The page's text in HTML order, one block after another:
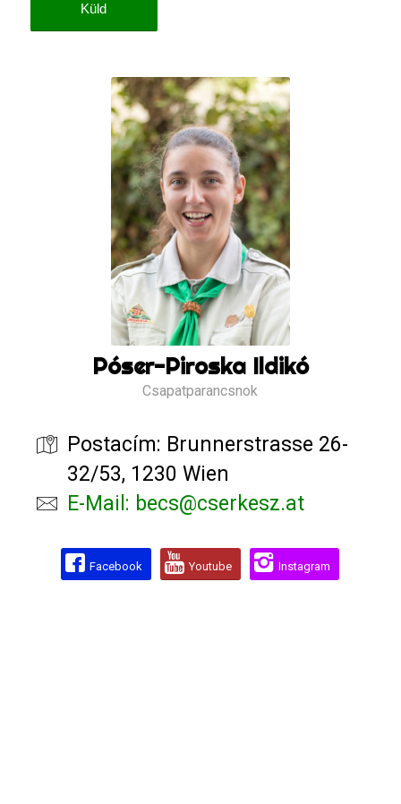
Póser-Piroska Ildikó
Csapatparancsnok
Postacím: Brunnerstrasse 26-
32/53, 1230 Wien
E-Mail: becs@cserkesz.at
Facebook Youtube Instagram